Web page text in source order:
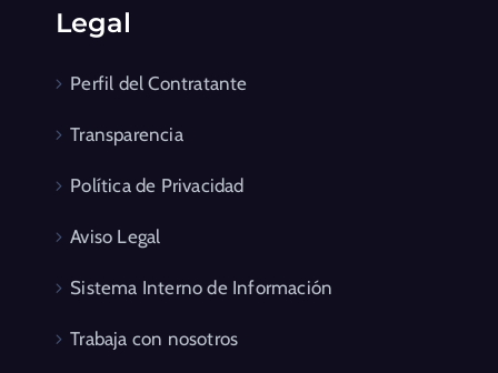
Legal
Perfil del Contratante
Transparencia
Política de Privacidad
Aviso Legal
Sistema Interno de Información
Trabaja con nosotros